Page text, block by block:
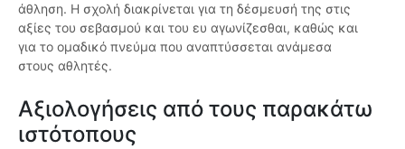
άθληση. Η σχολή διακρίνεται για τη δέσμευσή της στις
αξίες του σεβασμού και του ευ αγωνίζεσθαι, καθώς και
για το ομαδικό πνεύμα που αναπτύσσεται ανάμεσα
στους αθλητές.
Αξιολογήσεις από τους παρακάτω
ιστότοπους